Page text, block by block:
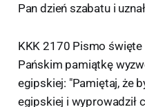
Pan dzień szabatu i
KKK 2170 Pismo
Pańskim pamiątkę
egipskiej: "Pamiętaj, że
egipskiej i wyprowadził